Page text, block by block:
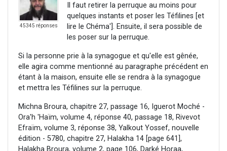
45345 réponses
Il faut retirer la perruque au moins pour
quelques instants et poser les Téfilines [et
lire le Chéma']. Ensuite, il sera possible de
les poser sur la perruque.
Si la personne prie à la synagogue et qu'elle est gênée,
elle agira comme mentionné au paragraphe précédent en
étant à la maison, ensuite elle se rendra à la synagogue
et mettra les Téfilines sur la perruque.
Michna Broura, chapitre 27, passage 16, Iguerot Moché -
Ora'h 'Haïm, volume 4, réponse 40, passage 18, Rivevot
Efraïm, volume 3, réponse 38, Yalkout Yossef, nouvelle
édition - 5780, chapitre 27, Halakha 14 [page 641],